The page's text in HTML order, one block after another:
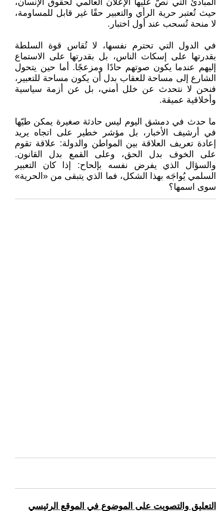
المبادئ التي نصّ عليها الإعلان العالمي لحقوق الإنسان،
حيث تُعتبر حرية الرأي والتعبير حقًا غير قابل للمساومة،
لا منحة تُسحب عند أول اختبار.
في الدول التي تحترم نفسها، لا تُقاس قوة السلطة
بقدرتها على إسكات الناس، بل بقدرتها على الاستماع
إليهم عندما يكون صوتهم حادًا ومزعجًا. أما حين يتحول
الشارع إلى مساحة للعقاب بدل أن يكون مساحة للتعبير،
فنحن لا نتحدث عن خلل أمني، بل عن أزمة سياسية
وأخلاقية عميقة.
ما حدث في دمشق اليوم ليس حادثة صغيرة يمكن طيّها
في أرشيف الأخبار، بل مؤشر خطير على اتجاه يريد
إعادة تعريف العلاقة بين المواطن والدولة: علاقة تقوم
على الخوف بدل الحق، وعلى القمع بدل القانون.
والسؤال الذي يفرض نفسه بإلحاح: إذا كان التعبير
السلمي يُواجَه بهذا الشكل، فما الذي يتبقى من «الحرية»
سوى اسمها؟
التعليق والتصويت على الموضوع في الموقع الرئيسي